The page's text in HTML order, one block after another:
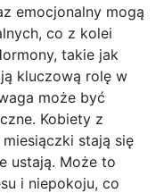
emocjonalny mogą
co z kolei
takie jak
kluczową rolę w
może być
Kobiety z
stają się
ustają. Może to
i niepokoju, co